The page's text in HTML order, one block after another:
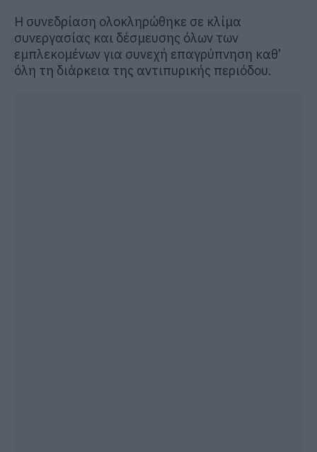
Η συνεδρίαση ολοκληρώθηκε σε κλίμα
συνεργασίας και δέσμευσης όλων των
εμπλεκομένων για συνεχή επαγρύπνηση καθ’
όλη τη διάρκεια της αντιπυρικής περιόδου.